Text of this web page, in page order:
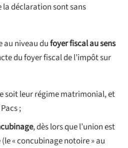
la déclaration sont sans
au niveau dufoyer fiscal au sens
du foyer fiscal de l’impôt sur
soit leur régime matrimonial, et
;
, dès lors que l’union est
« concubinage notoire » au